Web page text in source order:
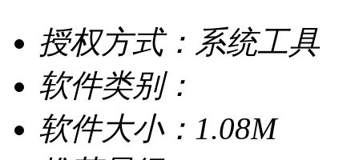
授权方式：系统工具
软件类别：
软件大小：1.08M